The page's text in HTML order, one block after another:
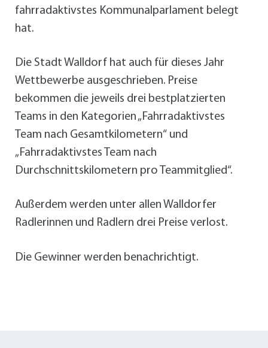
fahrradaktivstes Kommunalparlament belegt
hat.
Die Stadt Walldorf hat auch für dieses Jahr
Wettbewerbe ausgeschrieben. Preise
bekommen die jeweils drei bestplatzierten
Teams in den Kategorien „Fahrradaktivstes
Team nach Gesamtkilometern“ und
„Fahrradaktivstes Team nach
Durchschnittskilometern pro Teammitglied“.
Außerdem werden unter allen Walldorfer
Radlerinnen und Radlern drei Preise verlost.
Die Gewinner werden benachrichtigt.